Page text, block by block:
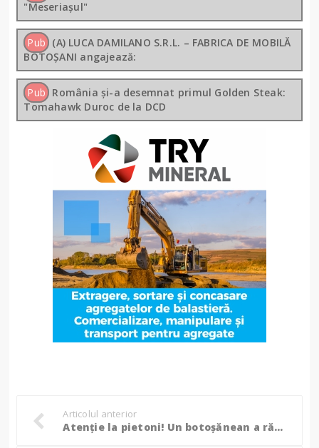
"Meseriașul"
Pub (A) LUCA DAMILANO S.R.L. – FABRICA DE MOBILĂ
BOTOȘANI angajează:
Pub România și-a desemnat primul Golden Steak:
Tomahawk Duroc de la DCD
Articolul anterior
Atenție la pietoni! Un botoșănean a rămas fără permis în Iași